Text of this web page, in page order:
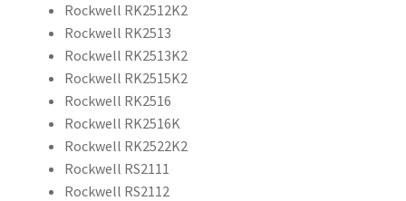
2000mAh
24Wh
WA3503,
WA3505,
WA3509
määrä
Rockwell RK2512K2
Rockwell RK2513
Rockwell RK2513K2
Rockwell RK2515K2
Rockwell RK2516
Rockwell RK2516K
Rockwell RK2522K2
Rockwell RS2111
Rockwell RS2112